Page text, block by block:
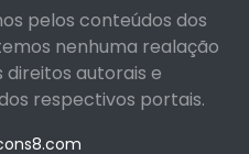
pelos conteúdos dos
nenhuma realação
direitos autorais e
respectivos portais.